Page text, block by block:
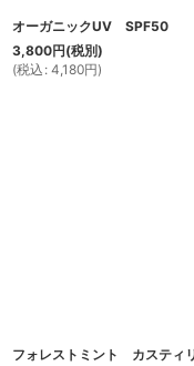
オーガニックUV SPF50
3,800円(税別)
(税込 : 4,180円)
フォレストミント カスティ